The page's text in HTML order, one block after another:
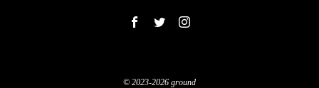
© 2023-2026 ground